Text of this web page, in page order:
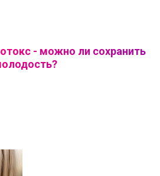
- можно ли сохранить